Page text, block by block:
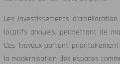
Les investissements
locatifs annuels, permettant de
Ces travaux portent
la modernisation des espaces